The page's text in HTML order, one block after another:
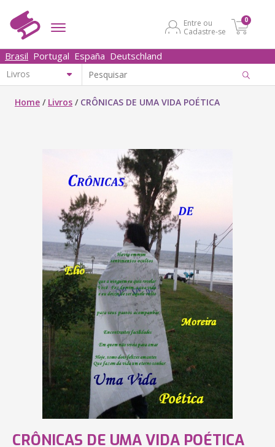
Entre ou
Cadastre-se
0
Brasil Portugal España Deutschland
Home / Livros / CRÔNICAS DE UMA VIDA POÉTICA
CRÔNICAS DE UMA VIDA POÉTICA